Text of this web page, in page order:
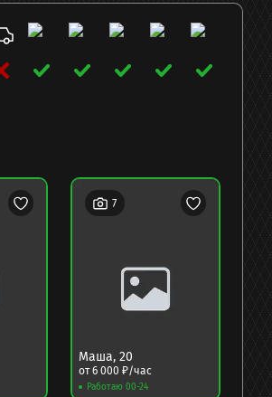
Маша, 20
от6 000 ₽/час
Работаю 00-24
7